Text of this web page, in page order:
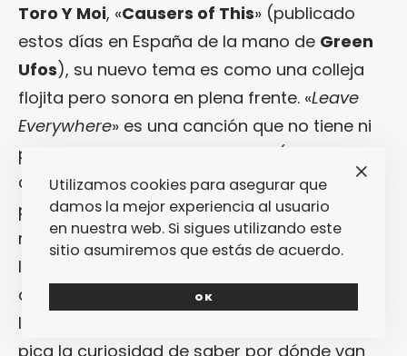
Toro Y Moi, «Causers of This» (publicado
estos días en España de la mano de Green
Ufos), su nuevo tema es como una colleja
flojita pero sonora en plena frente. «Leave
Everywhere» es una canción que no tiene ni
pizca del electro-pop digresivo (y menos del
chill wave en el que se le encorsetó) del
primer álbum deChaz Bundick . Es más pop-
rock destartalado que bien podría amenizar
los domingos de resaca de ciertas bandas
de LA. Por ahora, «
Leave Everywhere
lanzará como single. Pero lo cierto es que
pica la curiosidad de saber por dónde van
Utilizamos cookies para asegurar que
damos la mejor experiencia al usuario
en nuestra web. Si sigues utilizando este
sitio asumiremos que estás de acuerdo.
OK